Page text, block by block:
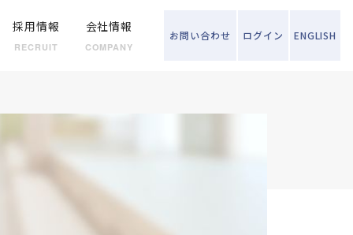
ログイン
お問い合わせ ENGLISH
採用情報
RECRUIT
会社情報
COMPANY